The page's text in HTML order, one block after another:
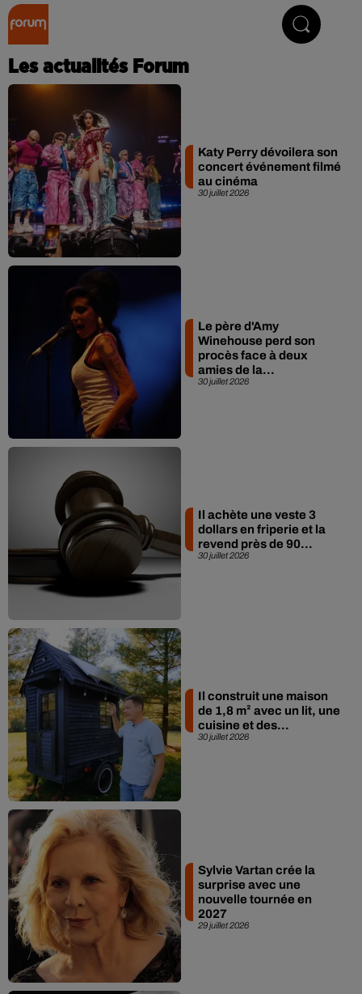
Les actualités Forum
30 juillet 2026
Katy Perry dévoilera son
concert événement filmé
au cinéma
30 juillet 2026
Le père d'Amy
Winehouse perd son
procès face à deux
amies de la...
30 juillet 2026
Il achète une veste 3
dollars en friperie et la
revend près de 90...
30 juillet 2026
Il construit une maison
de 1,8 m² avec un lit, une
cuisine et des...
29 juillet 2026
Sylvie Vartan crée la
surprise avec une
nouvelle tournée en
2027